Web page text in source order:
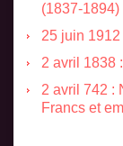
(1837-1894)
25 juin
2 avril 1838
2 avril 742 :
Francs et